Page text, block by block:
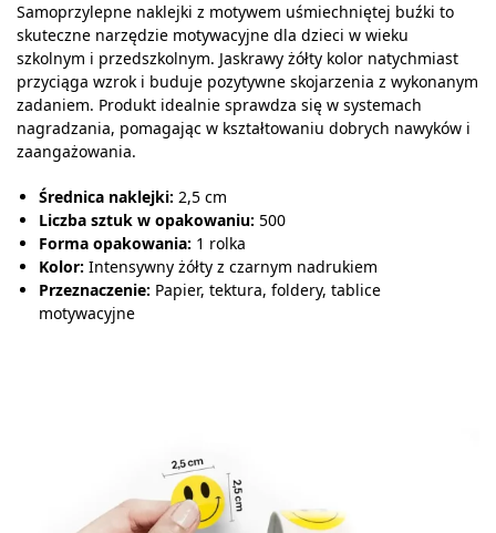
Samoprzylepne naklejki z motywem uśmiechniętej buźki to
skuteczne narzędzie motywacyjne dla dzieci w wieku
szkolnym i przedszkolnym. Jaskrawy żółty kolor natychmiast
przyciąga wzrok i buduje pozytywne skojarzenia z wykonanym
zadaniem. Produkt idealnie sprawdza się w systemach
nagradzania, pomagając w kształtowaniu dobrych nawyków i
zaangażowania.
Średnica naklejki: 2,5 cm
Liczba sztuk w opakowaniu: 500
Forma opakowania: 1 rolka
Kolor: Intensywny żółty z czarnym nadrukiem
Przeznaczenie: Papier, tektura, foldery, tablice
motywacyjne